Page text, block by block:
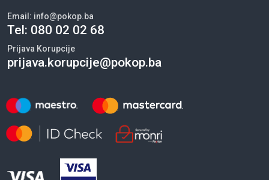
Email: info@pokop.ba
Tel: 080 02 02 68
Prijava Korupcije
prijava.korupcije@pokop.ba